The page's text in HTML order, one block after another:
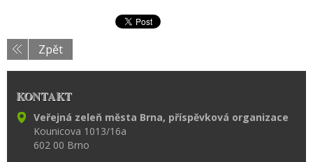
Zpět
KONTAKT
Veřejná zeleň města Brna, příspěvková organizace
Kounicova 1013/16a
602 00 Brno